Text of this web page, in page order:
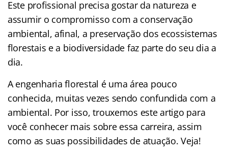
Este profissional precisa gostar da natureza e
assumir o compromisso com a conservação
ambiental, afinal, a preservação dos ecossistemas
florestais e a biodiversidade faz parte do seu dia a
dia.
A engenharia florestal é uma área pouco
conhecida, muitas vezes sendo confundida com a
ambiental. Por isso, trouxemos este artigo para
você conhecer mais sobre essa carreira, assim
como as suas possibilidades de atuação. Veja!